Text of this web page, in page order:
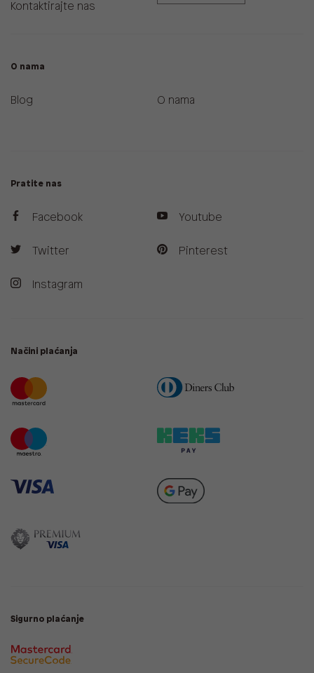
Kontaktirajte nas
O nama
Blog O nama
Pratite nas
Facebook
Twitter
Instagram
Youtube
Pinterest
Načini plaćanja
Sigurno plaćanje